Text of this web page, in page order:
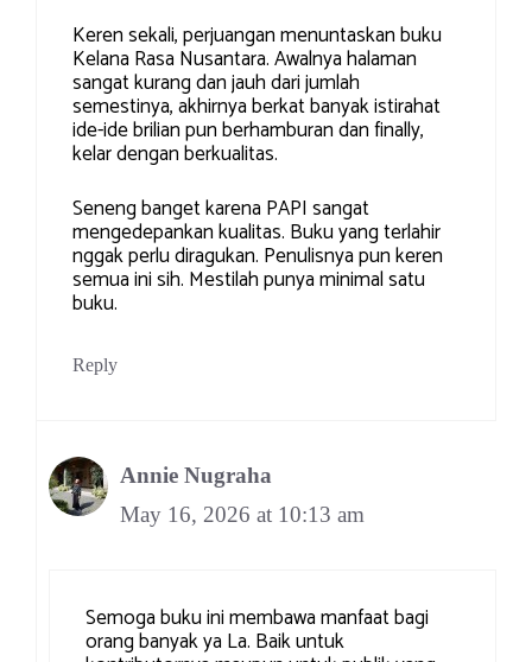
Keren sekali, perjuangan menuntaskan buku
Kelana Rasa Nusantara. Awalnya halaman
sangat kurang dan jauh dari jumlah
semestinya, akhirnya berkat banyak istirahat
ide-ide brilian pun berhamburan dan finally,
kelar dengan berkualitas.
Seneng banget karena PAPI sangat
mengedepankan kualitas. Buku yang terlahir
nggak perlu diragukan. Penulisnya pun keren
semua ini sih. Mestilah punya minimal satu
buku.
Reply
Annie Nugraha
May 16, 2026 at 10:13 am
Semoga buku ini membawa manfaat bagi
orang banyak ya La. Baik untuk